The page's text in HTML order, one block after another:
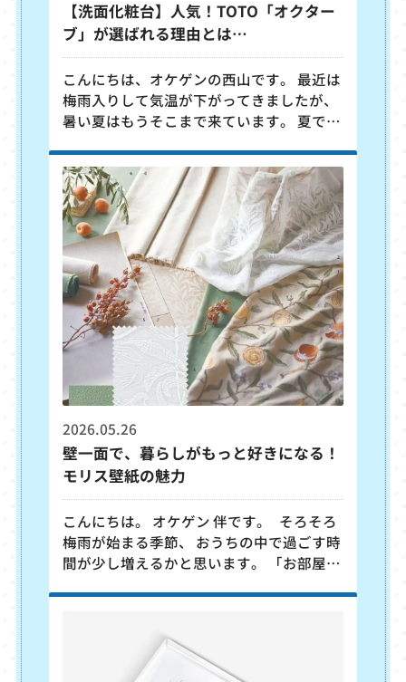
【洗面化粧台】人気！TOTO「オクター
ブ」が選ばれる理由とは…
こんにちは、オケゲンの西山です。 最近は
梅雨入りして気温が下がってきましたが、
暑い夏はもうそこまで来ています。 夏で
たりするので、洗面台を利用する頻度も必
然的に増えてくると思います。 洗面台とい
えば、「掃除が面倒…」、 「古くて使いづ
らい…」など、お悩みはありませんか？ 洗
面台は毎日使う場所だからこそ、少しの不
満が大きなストレスになりがちです。 そこ
でおすすめしたいのが、TOTOの洗面台 オ
クターブ です。 今回はそんなオクターブの
魅力をご紹介します。 &
2026.05.26
壁一面で、暮らしがもっと好きになる！
モリス壁紙の魅力
こんにちは。 オケゲン 伴です。 そろそろ
梅雨が始まる季節、 おうちの中で過ごす時
間が少し増えるかと思います。 「お部屋の
せっかくリフォームするなら、おしゃれで
長く愛せる空間にしたい・・・ そんな方